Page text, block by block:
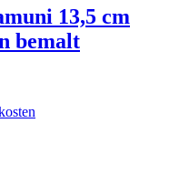
13,5 cm
bemalt